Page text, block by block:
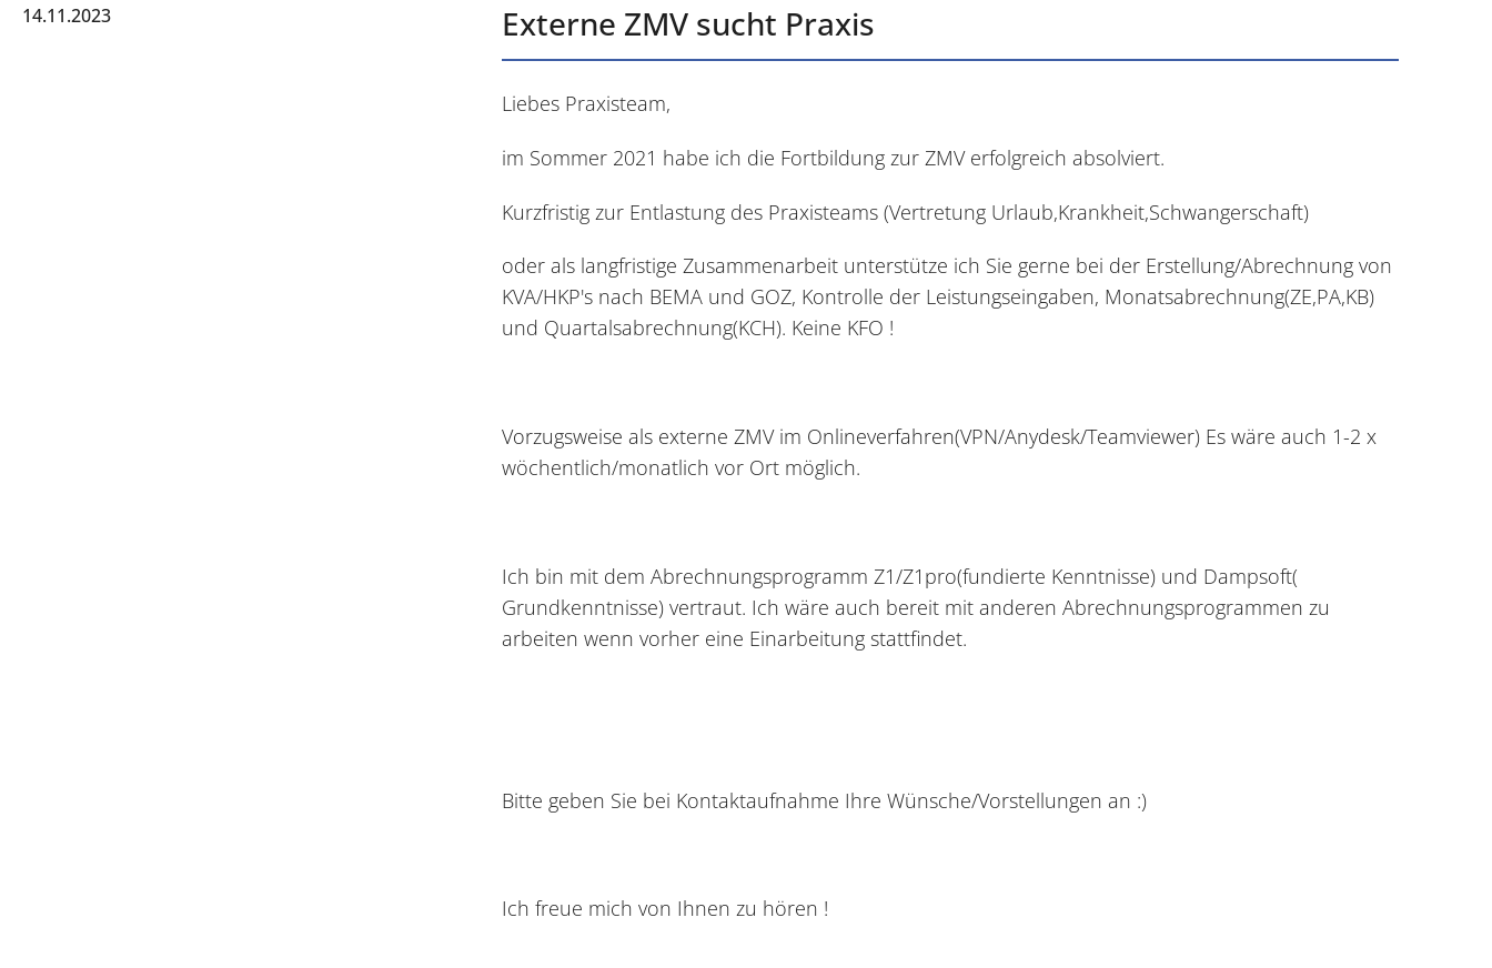
14.11.2023 Externe ZMV sucht Praxis
Liebes Praxisteam,
im Sommer 2021 habe ich die Fortbildung zur ZMV erfolgreich absolviert.
Kurzfristig zur Entlastung des Praxisteams (Vertretung Urlaub,Krankheit,Schwangerschaft)
oder als langfristige Zusammenarbeit unterstütze ich Sie gerne bei der Erstellung/Abrechnung von
KVA/HKP's nach BEMA und GOZ, Kontrolle der Leistungseingaben, Monatsabrechnung(ZE,PA,KB)
und Quartalsabrechnung(KCH). Keine KFO !
Vorzugsweise als externe ZMV im Onlineverfahren(VPN/Anydesk/Teamviewer) Es wäre auch 1-2 x
wöchentlich/monatlich vor Ort möglich.
Ich bin mit dem Abrechnungsprogramm Z1/Z1pro(fundierte Kenntnisse) und Dampsoft(
Grundkenntnisse) vertraut. Ich wäre auch bereit mit anderen Abrechnungsprogrammen zu
arbeiten wenn vorher eine Einarbeitung stattfindet.
Bitte geben Sie bei Kontaktaufnahme Ihre Wünsche/Vorstellungen an :)
Ich freue mich von Ihnen zu hören !